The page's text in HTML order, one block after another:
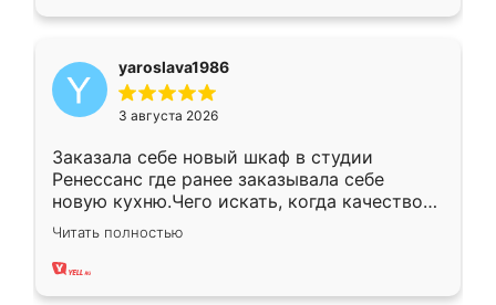
yaroslava1986
3 августа 2026
Заказала себе новый шкаф в студии
Ренессанс где ранее заказывала себе
новую кухню.Чего искать, когда качеством
вполне довольна. Служит кухня уже почти
два года, нареканий нет.
Читать полностью